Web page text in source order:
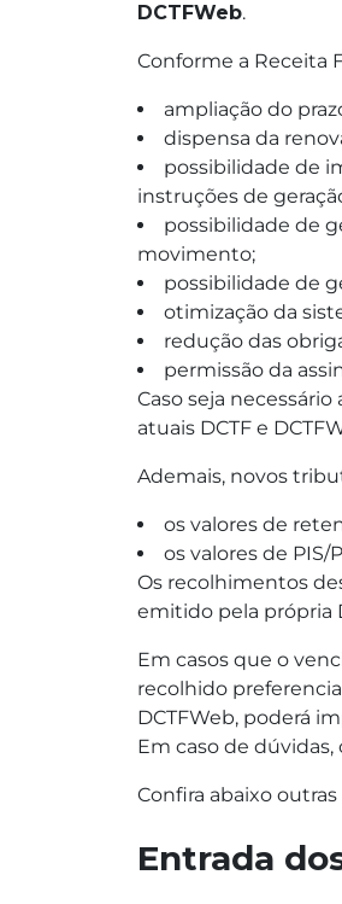
DCTFWeb.
Conforme a Receita
ampliação do
dispensa da
possibilidade de
instruções de
possibilidade de
movimento;
possibilidade de
otimização da
redução das
permissão da
Caso seja
atuais DCTF e
Ademais, novos
os valores de
os valores de
Os recolhimentos
emitido pela própria
Em casos que o
recolhido
DCTFWeb, poderá
Em caso de
Confira abaixo
Entrada